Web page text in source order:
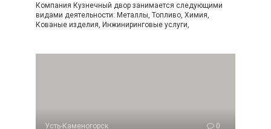
Компания Кузнечный двор занимается следующими
видами деятельности: Металлы, Топливо, Химия,
Кованые изделия, Инжиниринговые услуги,
Усть-Каменогорск 0